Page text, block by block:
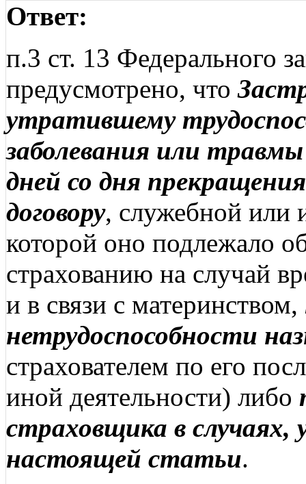
Ответ:
п.3 ст. 13 Федерального
предусмотрено, что
утратившему
заболевания или
дней со дня
договору, служебной или
которой оно подлежало
страхованию на случай
и в связи с материнством,
нетрудоспособности
страхователем по его
иной деятельности) либо
страховщика в случаях,
настоящей статьи.